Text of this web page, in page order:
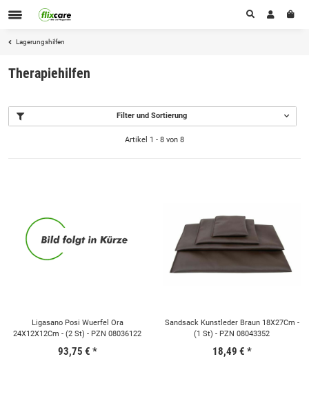
Lagerungshilfen
Therapiehilfen
Filter und Sortierung
Artikel 1 - 8 von 8
Ligasano Posi Wuerfel Ora
24X12X12Cm - (2 St) - PZN 08036122
93,75 € *
Sandsack Kunstleder Braun 18X27Cm -
(1 St) - PZN 08043352
18,49 € *